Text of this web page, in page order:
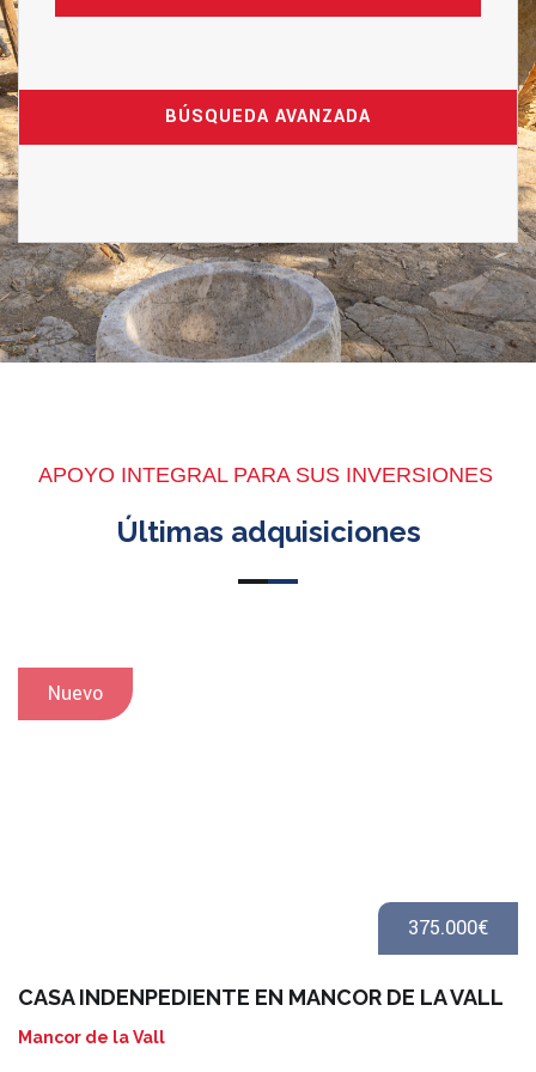
BÚSQUEDA AVANZADA
APOYO INTEGRAL PARA SUS INVERSIONES
Últimas adquisiciones
Nuevo
375.000€
CASA INDENPEDIENTE EN MANCOR DE LA VALL
Mancor de la Vall